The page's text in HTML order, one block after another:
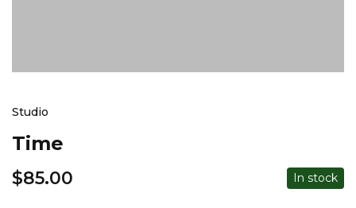
Studio
Time
$85.00 In stock